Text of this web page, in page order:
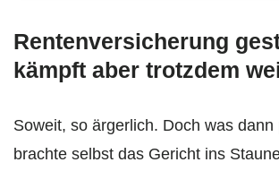
Rentenversicherung
kämpft aber trotzdem
Soweit, so ärgerlich. Doch was dann
brachte selbst das Gericht ins